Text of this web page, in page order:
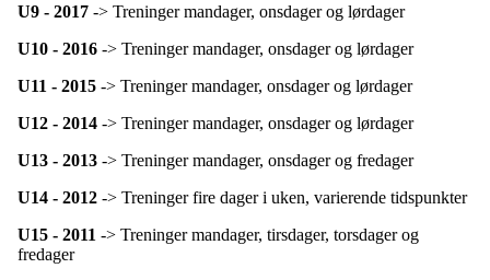
U9 - 2017 -> Treninger mandager, onsdager og lørdager
U10 - 2016 -> Treninger mandager, onsdager og lørdager
U11 - 2015 -> Treninger mandager, onsdager og lørdager
U12 - 2014 -> Treninger mandager, onsdager og lørdager
U13 - 2013 -> Treninger mandager, onsdager og fredager
U14 - 2012 -> Treninger fire dager i uken, varierende tidspunkter
U15 - 2011 -> Treninger mandager, tirsdager, torsdager og
fredager